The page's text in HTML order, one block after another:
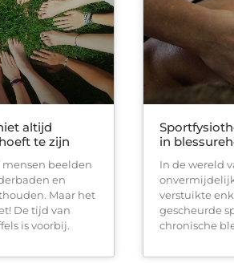
altijd
te zijn
beelden
en
Maar het
De tijd van
is voorbij.
in
In de wereld
verstuikte
gescheurde
chronische